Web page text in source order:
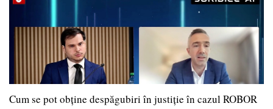
Cum se pot obține despăgubiri în justiție în cazul ROBOR